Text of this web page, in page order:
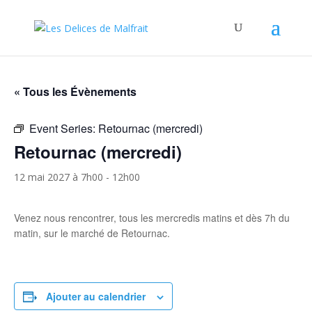
« Tous les Évènements
Event Series: Retournac (mercredi)
Retournac (mercredi)
12 mai 2027 à 7h00 - 12h00
Venez nous rencontrer, tous les mercredis matins et dès 7h du
matin, sur le marché de Retournac.
Ajouter au calendrier